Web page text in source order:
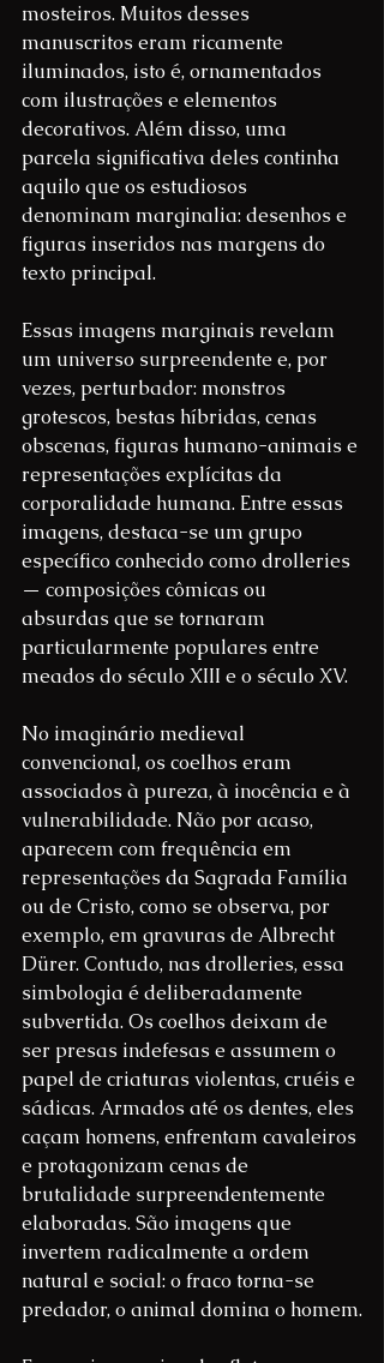
mosteiros. Muitos desses
manuscritos eram ricamente
iluminados, isto é, ornamentados
com ilustrações e elementos
decorativos. Além disso, uma
parcela significativa deles continha
aquilo que os estudiosos
denominam marginalia: desenhos e
figuras inseridos nas margens do
texto principal.
Essas imagens marginais revelam
um universo surpreendente e, por
vezes, perturbador: monstros
grotescos, bestas híbridas, cenas
obscenas, figuras humano-animais e
representações explícitas da
corporalidade humana. Entre essas
imagens, destaca-se um grupo
específico conhecido como drolleries
— composições cômicas ou
absurdas que se tornaram
particularmente populares entre
meados do século XIII e o século XV.
No imaginário medieval
convencional, os coelhos eram
associados à pureza, à inocência e à
vulnerabilidade. Não por acaso,
aparecem com frequência em
representações da Sagrada Família
ou de Cristo, como se observa, por
exemplo, em gravuras de Albrecht
Dürer. Contudo, nas drolleries, essa
simbologia é deliberadamente
subvertida. Os coelhos deixam de
ser presas indefesas e assumem o
papel de criaturas violentas, cruéis e
sádicas. Armados até os dentes, eles
caçam homens, enfrentam cavaleiros
e protagonizam cenas de
brutalidade surpreendentemente
elaboradas. São imagens que
invertem radicalmente a ordem
natural e social: o fraco torna-se
predador, o animal domina o homem.